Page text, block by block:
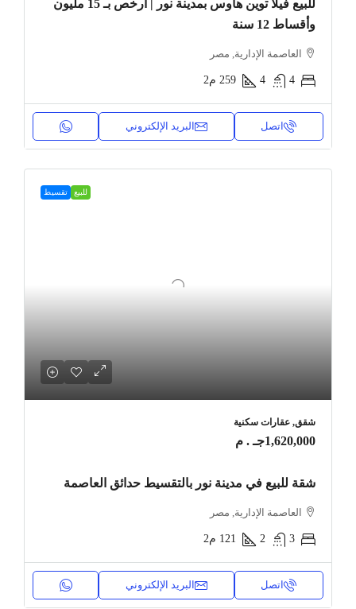
للبيع فيلا توين هاوس بمدينة نور | أرخص بـ 15 مليون
وأقساط 12 سنة
العاصمة الإدارية, مصر
4
4
259 م2
اتصل البريد الإلكتروني
للبيع تقسيط
شقق, عقارات سكنية
1,620,000جـ . م
شقة للبيع في مدينة نور بالتقسيط حدائق العاصمة
العاصمة الإدارية, مصر
3
2
121 م2
اتصل البريد الإلكتروني